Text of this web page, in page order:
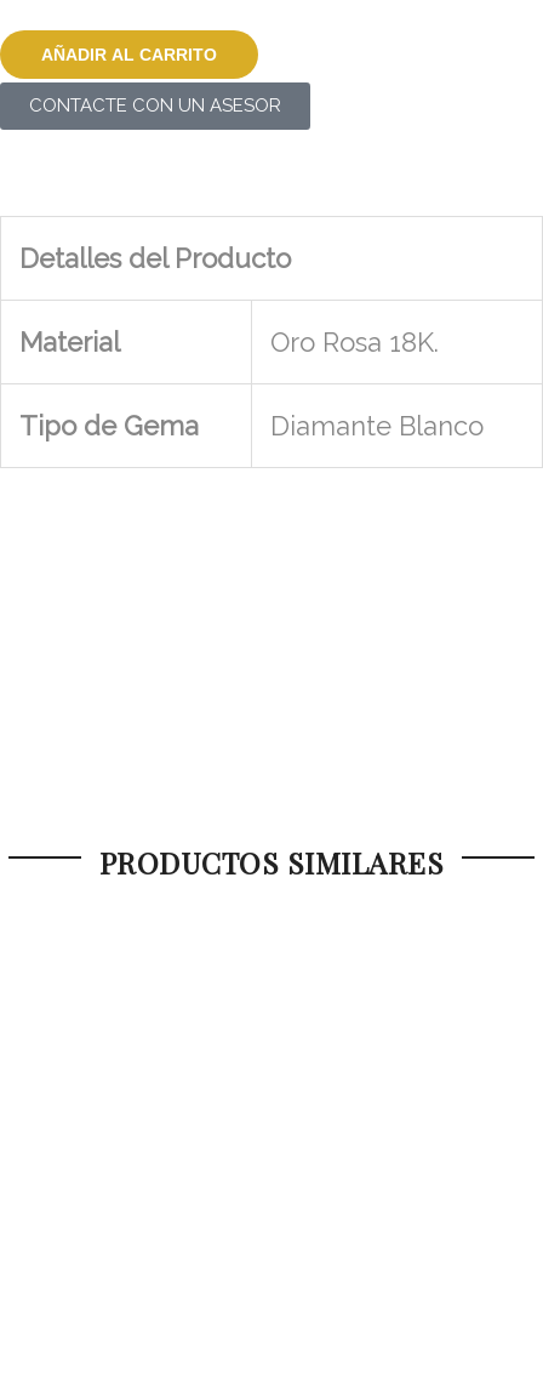
AÑADIR AL CARRITO
CONTACTE CON UN ASESOR
Detalles del Producto
Material Oro Rosa 18K.
Tipo de Gema Diamante Blanco
PRODUCTOS SIMILARES